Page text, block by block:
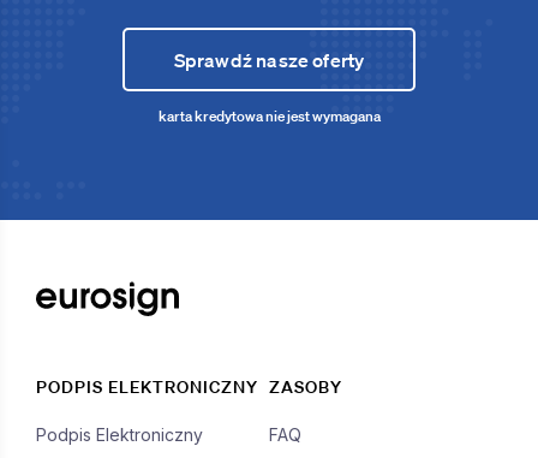
Sprawdź nasze oferty
karta kredytowa nie jest wymagana
PODPIS ELEKTRONICZNY
Podpis Elektroniczny
ZASOBY
FAQ